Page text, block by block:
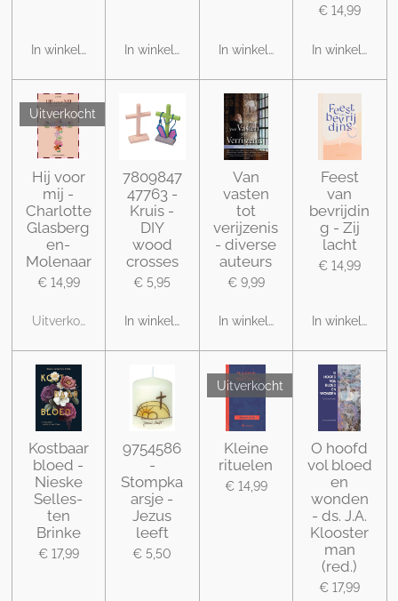
In winkelwagen In winkelwagen In winkelwagen
€ 14,99
In
Uitverkocht
Hij voor
mij -
Charlotte
Glasberg
en-
Molenaar
€ 14,99
Uitverkocht
7809847
47763 -
Kruis -
DIY
wood
crosses
€ 5,95
In winkelwagen
Van
vasten
tot
verijzenis
- diverse
auteurs
€ 9,99
In winkelwagen
Feest
van
bevrijdin
g - Zij
lacht
€ 14,99
In
Kostbaar
bloed -
Nieske
Selles-
ten
Brinke
€ 17,99
9754586
-
Stompka
arsje -
Jezus
leeft
€ 5,50
Uitverkocht
Kleine
rituelen
€ 14,99
O hoofd
vol bloed
en
wonden
- ds. J.A.
Klooster
man
(red.)
€ 17,99